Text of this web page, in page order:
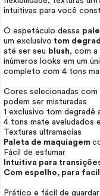
intuitivas para você
O espetáculo dessa
um exclusivo tom
até ser seu blush, com a
inúmeros looks em um
completo com 4 tons
Cores selecionadas com
podem ser misturadas
1 exclusivo tom degradê
4 tons mate aveludados
Texturas ultramacias
Paleta de maquiagem
Fácil de esfumar
Intuitiva para
Com espelho, para
Prático e fácil de